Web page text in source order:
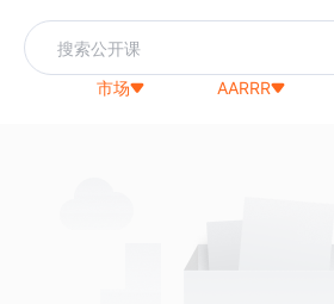
市场 AARRR